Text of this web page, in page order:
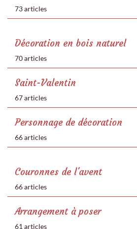
73 articles
Décoration en bois naturel
70 articles
Saint-Valentin
67 articles
Personnage de décoration
66 articles
Couronnes de l'avent
66 articles
Arrangement à poser
61 articles